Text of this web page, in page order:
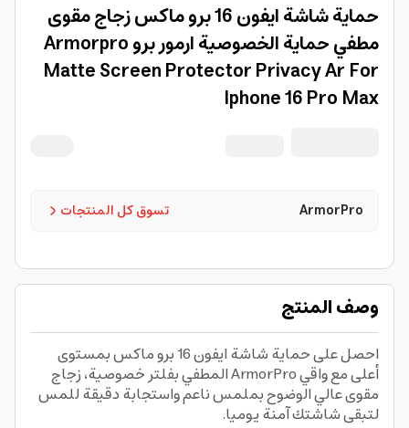
حماية شاشة ايفون 16 برو ماكس زجاج مقوى
مطفي حماية الخصوصية ارمور برو Armorpro
Matte Screen Protector Privacy Ar For
Iphone 16 Pro Max
تسوق كل المنتجات ArmorPro
وصف المنتج
احصل على حماية شاشة ايفون 16 برو ماكس بمستوى
أعلى مع واقي ArmorPro المطفي بفلتر خصوصية، زجاج
مقوى عالي الوضوح بملمس ناعم واستجابة دقيقة للمس
لتبقى شاشتك آمنة يوميا.